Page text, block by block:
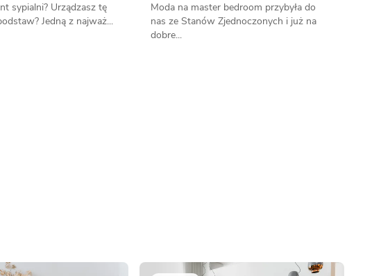
sypialni? Urządzasz tę
Jedną z najważ...
Moda na master bedroom przybyła do
nas ze Stanów Zjednoczonych i już na
dobre...